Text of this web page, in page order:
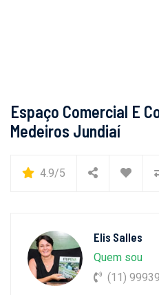
Espaço Comercial E
Medeiros Jundiaí
4.9/5
Elis Salles
Quem sou
(11)